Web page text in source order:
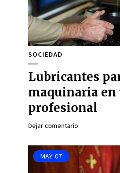
SOCIEDAD
Lubricantes
maquinaria en
profesional
Dejar comentario
MAY 07